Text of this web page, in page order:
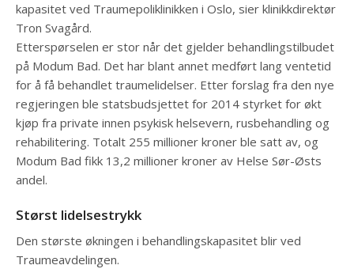
kapasitet ved Traumepoliklinikken i Oslo, sier klinikkdirektør
Tron Svagård.
Etterspørselen er stor når det gjelder behandlingstilbudet
på Modum Bad. Det har blant annet medført lang ventetid
for å få behandlet traumelidelser. Etter forslag fra den nye
regjeringen ble statsbudsjettet for 2014 styrket for økt
kjøp fra private innen psykisk helsevern, rusbehandling og
rehabilitering. Totalt 255 millioner kroner ble satt av, og
Modum Bad fikk 13,2 millioner kroner av Helse Sør-Østs
andel.
Størst lidelsestrykk
Den største økningen i behandlingskapasitet blir ved
Traumeavdelingen.